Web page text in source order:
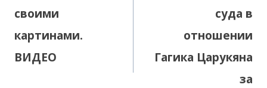
своими
картинами.
ВИДЕО
суда в
отношении
Гагика Царукяна
за